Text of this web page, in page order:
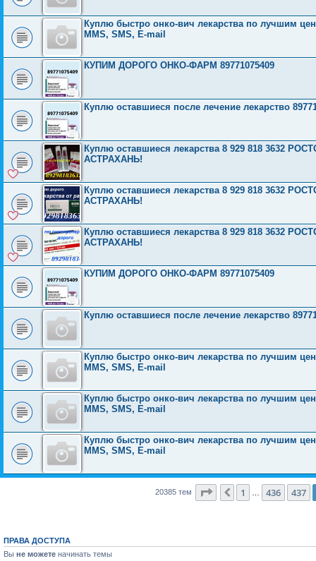
Куплю быстро онко-вич лекарства по лучшим
MMS, SMS, E-mail
КУПИМ ДОРОГО ОНКО-ФАРМ 89771075409
Куплю оставшиеся после лечение лекарство
Куплю оставшиеся лекарства 8 929 818 3632
АСТРАХАНЬ!
Куплю оставшиеся лекарства 8 929 818 3632
АСТРАХАНЬ!
Куплю оставшиеся лекарства 8 929 818 3632
АСТРАХАНЬ!
КУПИМ ДОРОГО ОНКО-ФАРМ 89771075409
Куплю оставшиеся после лечение лекарство
Куплю быстро онко-вич лекарства по лучшим
MMS, SMS, E-mail
Куплю быстро онко-вич лекарства по лучшим
MMS, SMS, E-mail
Куплю быстро онко-вич лекарства по лучшим
MMS, SMS, E-mail
20385 тем Страница 438из 816
Пред.
1 436 437
ПРАВА ДОСТУПА
Вы не можете начинать темы